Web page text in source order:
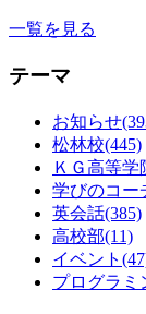
一覧を見る
テーマ
お知らせ
松林校(445)
ＫＧ高等学
学びのコー
英会話(385)
高校部(11)
イベント
プログラミ